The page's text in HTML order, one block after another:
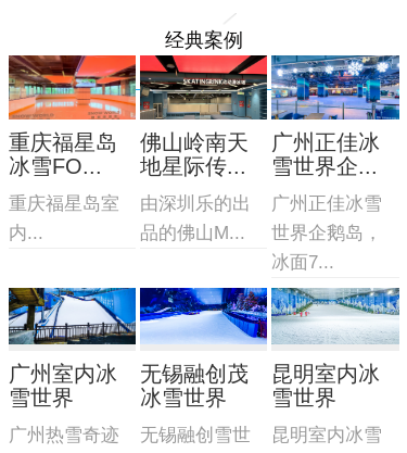
经典案例
重庆福星岛
冰雪FO...
重庆福星岛室
内...
佛山岭南天
地星际传...
由深圳乐的出
品的佛山M...
广州正佳冰
雪世界企...
广州正佳冰雪
世界企鹅岛，
冰面7...
广州室内冰
雪世界
广州热雪奇迹
无锡融创茂
冰雪世界
无锡融创雪世
昆明室内冰
雪世界
昆明室内冰雪